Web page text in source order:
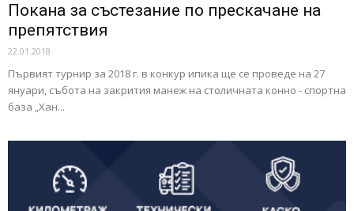
Покана за състезание по прескачане на
препятствия
22.01.2018
Първият турнир за 2018 г. в конкур ипика ще се проведе на 27
януари, събота на закрития манеж на столичната конно - спортна
база „Хан...